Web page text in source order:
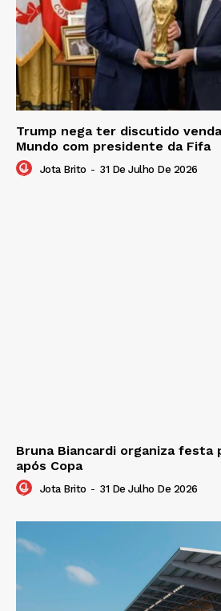
Trump nega ter discutido
Mundo com presidente da Fifa
Jota Brito - 31 De Julho De 2026
Bruna Biancardi organiza festa
após Copa
Jota Brito - 31 De Julho De 2026